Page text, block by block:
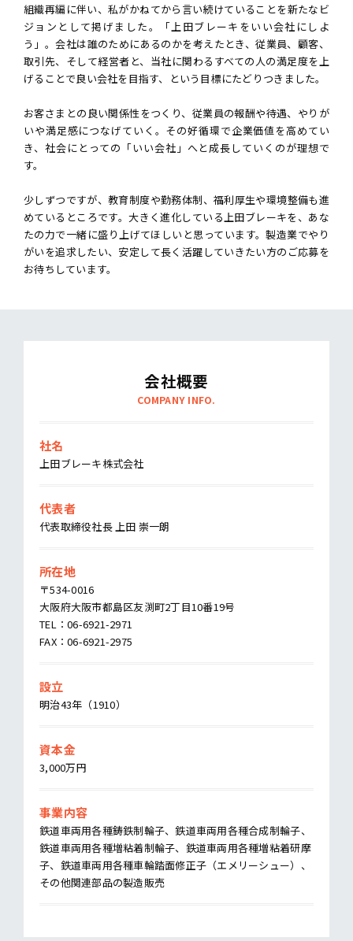
組織再編に伴い、私がかねてから言い続けていることを新たなビ
ジョンとして掲げました。「上田ブレーキをいい会社にしよ
う」。会社は誰のためにあるのかを考えたとき、従業員、顧客、
取引先、そして経営者と、当社に関わるすべての人の満足度を上
げることで良い会社を目指す、という目標にたどりつきました。
お客さまとの良い関係性をつくり、従業員の報酬や待遇、やりが
いや満足感につなげていく。その好循環で企業価値を高めてい
き、社会にとっての「いい会社」へと成長していくのが理想で
す。
少しずつですが、教育制度や勤務体制、福利厚生や環境整備も進
めているところです。大きく進化している上田ブレーキを、あな
たの力で一緒に盛り上げてほしいと思っています。製造業でやり
がいを追求したい、安定して長く活躍していきたい方のご応募を
お待ちしています。
会社概要
COMPANY INFO.
社名
上田ブレーキ株式会社
代表者
代表取締役社長 上田 崇一朗
所在地
〒534-0016
大阪府大阪市都島区友渕町2丁目10番19号
TEL：06-6921-2971
FAX：06-6921-2975
設立
明治43年（1910）
資本金
3,000万円
事業内容
鉄道車両用各種鋳鉄制輪子、鉄道車両用各種合成制輪子、
鉄道車両用各種増粘着制輪子、鉄道車両用各種増粘着研摩
子、鉄道車両用各種車輪踏面修正子（エメリーシュー）、
その他関連部品の製造販売